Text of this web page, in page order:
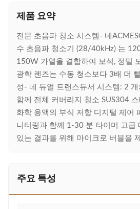
제품 요약
전문 초음파 청소 시스템- 네
수 초음파 청소기 (28/40kHz) 는
150W 가열을 결합하여 보석, 정밀
광학 렌즈는 수동 청소보다 3배 더
성- 네 듀얼 트랜스듀서 시스템: 2
함께 전체 커버리지 청소 SUS304
화학 용액의 부식 저항 디지털 제어
니터링과 함께 1-30 분 타이머 고급
있는 결과를 위해 마이크로 버블을
주요 특성